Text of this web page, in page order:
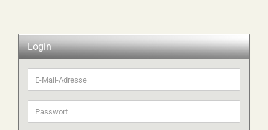
Login
E-
Mail-
Adresse
Passwort